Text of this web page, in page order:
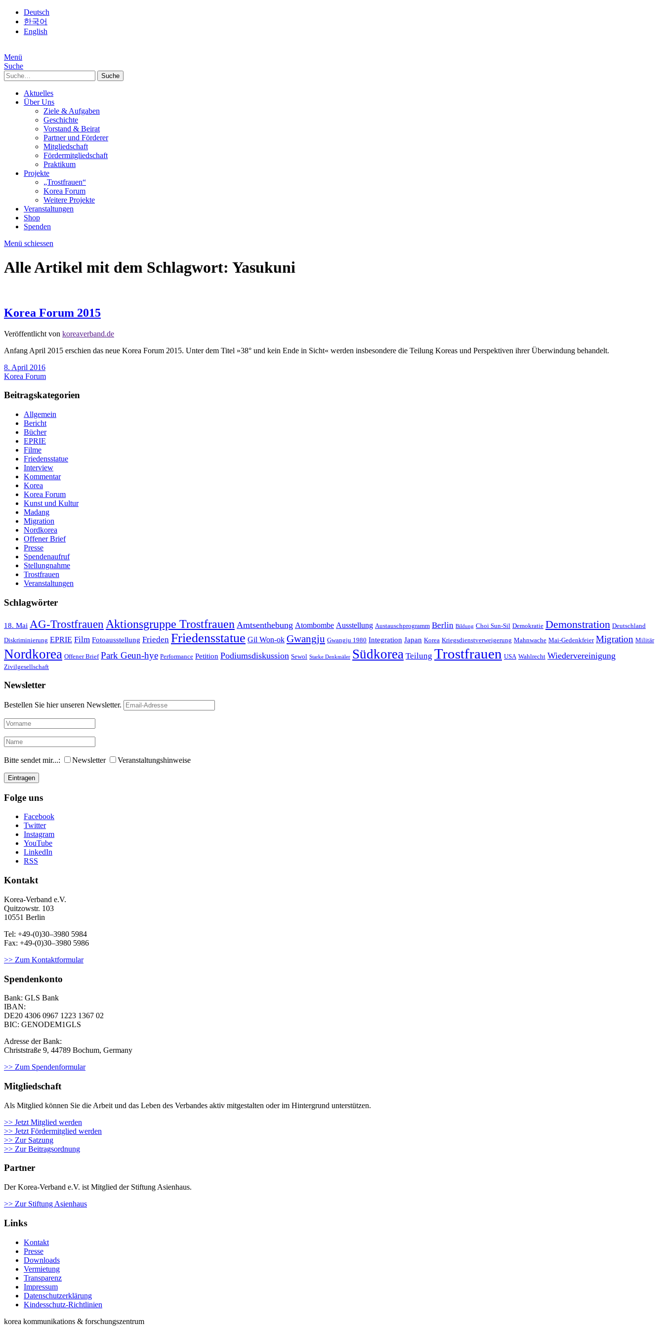
Deutsch
한국어
English
Menü
Suche
Suche
Aktuelles
Über Uns
Ziele & Aufgaben
Geschichte
Vorstand & Beirat
Partner und Förderer
Mitgliedschaft
Fördermitgliedschaft
Praktikum
Projekte
„Trostfrauen“
Korea Forum
Weitere Projekte
Veranstaltungen
Shop
Spenden
Menü schiessen
Alle Artikel mit dem Schlagwort: Yasukuni
Korea Forum 2015
Veröffentlicht von koreaverband.de
Anfang April 2015 erschien das neue Korea Forum 2015. Unter dem Titel »38° und kein Ende in Sicht« werden insbesondere die Teilung Koreas und Perspektiven ihrer Überwindung behandelt.
8. April 2016
Korea Forum
Beitragskategorien
Allgemein
Bericht
Bücher
EPRIE
Filme
Friedensstatue
Interview
Kommentar
Korea
Korea Forum
Kunst und Kultur
Madang
Migration
Nordkorea
Offener Brief
Presse
Spendenaufruf
Stellungnahme
Trostfrauen
Veranstaltungen
Schlagwörter
18. Mai AG-Trostfrauen Aktionsgruppe Trostfrauen Amtsenthebung Atombombe Ausstellung Austauschprogramm Berlin Bildung Choi Sun-Sil Demokratie Demonstration Deutschland
Diskriminierung EPRIE Film Fotoausstellung Frieden Friedensstatue Gil Won-ok Gwangju Gwangju 1980 Integration Japan Korea Kriegsdienstverweigerung Mahnwache Mai-Gedenkfeier Migration Militär
Nordkorea Offener Brief Park Geun-hye Performance Petition Podiumsdiskussion Sewol Starke Denkmäler Südkorea Teilung Trostfrauen USA Wahlrecht Wiedervereinigung
Zivilgesellschaft
Newsletter
Bestellen Sie hier unseren Newsletter.
Bitte sendet mir...: Newsletter Veranstaltungshinweise
Folge uns
Facebook
Twitter
Instagram
YouTube
LinkedIn
RSS
Kontakt
Korea-Ver­band e.V.
Quitzowstr. 103
10551 Berlin
Tel: +49-(0)30–3980 5984
Fax: +49-(0)30–3980 5986
>> Zum Kontaktformular
Spendenkonto
Bank: GLS Bank
IBAN:
DE20 4306 0967 1223 1367 02
BIC: GENODEM1GLS
Adresse der Bank:
Christstraße 9, 44789 Bochum, Germany
>> Zum Spendenformular
Mitgliedschaft
Als Mit­glied kön­nen Sie die Arbeit und das Leben des Ver­ban­des aktiv mit­ge­stal­ten oder im Hin­ter­grund unter­stüt­zen.
>> Jetzt Mitglied werden
>> Jetzt Fördermitglied werden
>> Zur Satzung
>> Zur Beitragsordnung
Partner
Der Korea-Verband e.V. ist Mitglied der Stiftung Asienhaus.
>> Zur Stiftung Asienhaus
Links
Kontakt
Presse
Downloads
Vermietung
Transparenz
Impressum
Datenschutzerklärung
Kindesschutz-Richtlinien
korea kommunikations & forschungszentrum